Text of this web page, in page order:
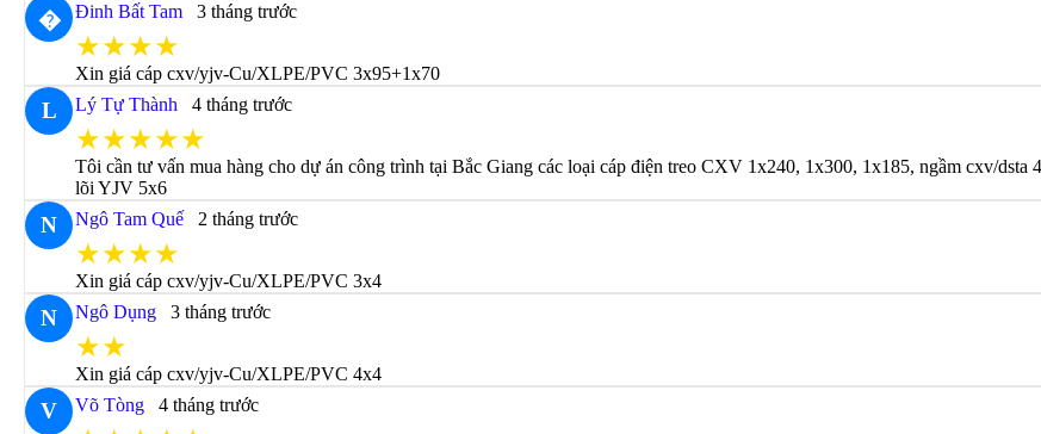
� Đinh Bất Tam 3 tháng trước
★★★★
Xin giá cáp cxv/yjv-Cu/XLPE/PVC 3x95+1x70
L Lý Tự Thành 4 tháng trước
★★★★★
Tôi cần tư vấn mua hàng cho dự án công trình tại Bắc Giang các loại cáp điện treo CXV 1x240, 1x300, 1x185, ngầm cxv/dsta
lõi YJV 5x6
N Ngô Tam Quế 2 tháng trước
★★★★
Xin giá cáp cxv/yjv-Cu/XLPE/PVC 3x4
N Ngô Dụng 3 tháng trước
★★
Xin giá cáp cxv/yjv-Cu/XLPE/PVC 4x4
V Võ Tòng 4 tháng trước